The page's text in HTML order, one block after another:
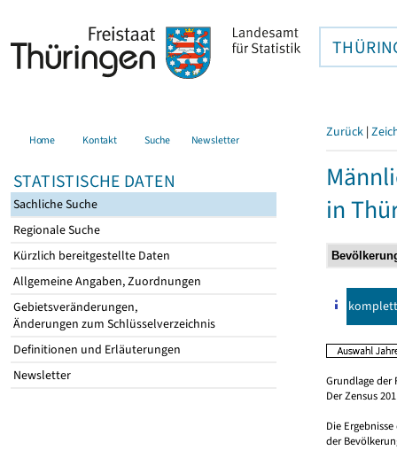
Home Kontakt Suche Newsletter
STATISTISCHE DATEN
Sachliche Suche
Regionale Suche
Kürzlich bereitgestellte Daten
Allgemeine Angaben, Zuordnungen
Gebietsveränderungen,
Änderungen zum Schlüsselverzeichnis
Definitionen und Erläuterungen
Newsletter
Zurück |
in
komplett
Grundlage der
Der Zensus
Die
der